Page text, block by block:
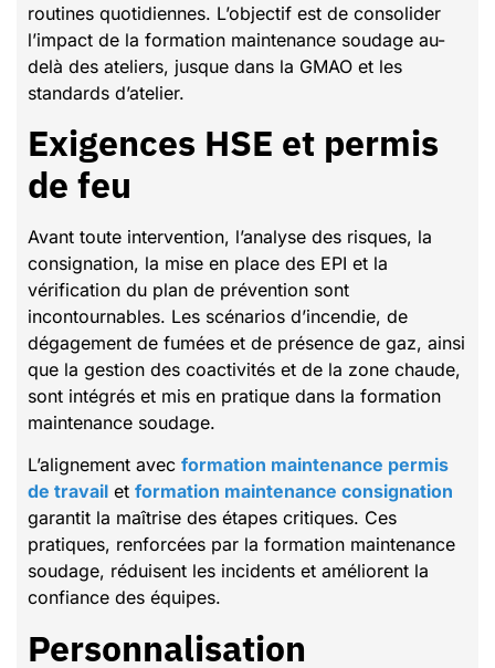
routines quotidiennes. L’objectif est de consolider
l’impact de la formation maintenance soudage au-
delà des ateliers, jusque dans la GMAO et les
standards d’atelier.
Exigences HSE et permis
de feu
Avant toute intervention, l’analyse des risques, la
consignation, la mise en place des EPI et la
vérification du plan de prévention sont
incontournables. Les scénarios d’incendie, de
dégagement de fumées et de présence de gaz, ainsi
que la gestion des coactivités et de la zone chaude,
sont intégrés et mis en pratique dans la formation
maintenance soudage.
L’alignement avec formation maintenance permis
de travail et formation maintenance consignation
garantit la maîtrise des étapes critiques. Ces
pratiques, renforcées par la formation maintenance
soudage, réduisent les incidents et améliorent la
confiance des équipes.
Personnalisation